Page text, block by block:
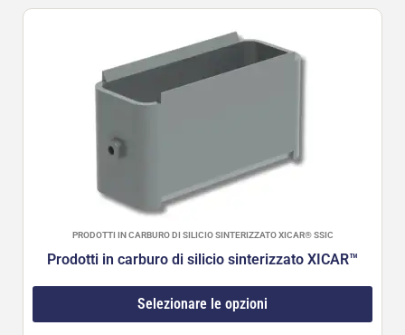
PRODOTTI IN CARBURO DI SILICIO SINTERIZZATO XICAR® SSIC
Prodotti in carburo di silicio sinterizzato XICAR™
Selezionare le opzioni